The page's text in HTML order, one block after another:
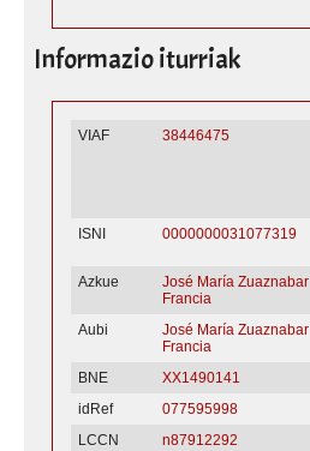
Informazio iturriak
VIAF 38446475
ISNI
0000000031077319
Azkue
José María Zuaznabar
Francia
Aubi
José María Zuaznabar
Francia
BNE
XX1490141
idRef
077595998
LCCN
n87912292